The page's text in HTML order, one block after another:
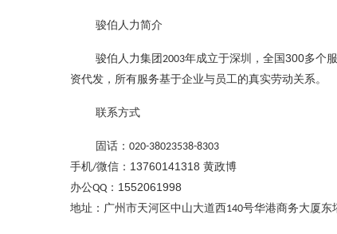
骏伯人力简介
骏伯人力集团2003年成立于深圳，全国300多个
资代发，所有服务基于企业与员工的真实劳动关系。
联系方式
固话： 020-38023538-8303
手机/微信： 13760141318 黄政博
办公QQ ： 1552061998
地址：广州市天河区中山大道西140号华港商务大厦东